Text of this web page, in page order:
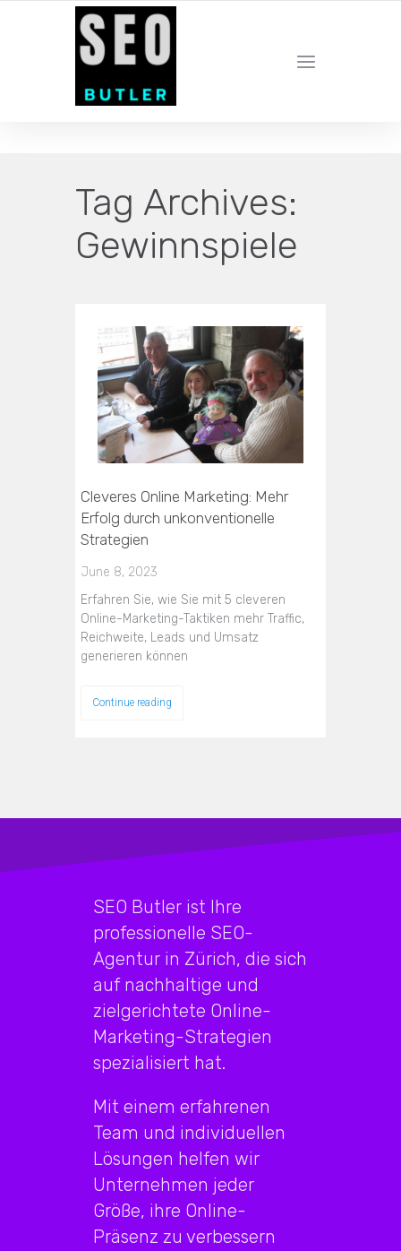
YOUR LOCAL DIGITAL MARKETING AGENCY
Tag Archives:
Gewinnspiele
Cleveres Online Marketing: Mehr
Erfolg durch unkonventionelle
Strategien
June 8, 2023
Erfahren Sie, wie Sie mit 5 cleveren
Online-Marketing-Taktiken mehr Traffic,
Reichweite, Leads und Umsatz
generieren können
Continue reading
SEO Butler ist Ihre
professionelle SEO-
Agentur in Zürich, die sich
auf nachhaltige und
zielgerichtete Online-
Marketing-Strategien
spezialisiert hat.
Mit einem erfahrenen
Team und individuellen
Lösungen helfen wir
Unternehmen jeder
Größe, ihre Online-
Präsenz zu verbessern